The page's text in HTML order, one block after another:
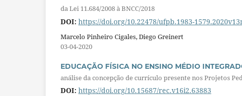
da Lei 11.684/2008 à BNCC/2018
DOI: https://doi.org/10.22478/ufpb.1983-
Marcelo Pinheiro Cigales, Diego Greinert
03-04-2020
EDUCAÇÃO FÍSICA NO ENSINO MÉDIO
análise da concepção de currículo presente nos Projetos
DOI: https://doi.org/10.15687/rec.v16i2.63883